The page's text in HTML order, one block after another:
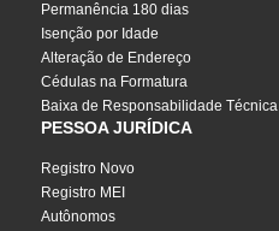
Permanência 180 dias
Isenção por Idade
Alteração de Endereço
Cédulas na Formatura
Baixa de Responsabilidade Técnica
PESSOA JURÍDICA
Registro Novo
Registro MEI
Autônomos